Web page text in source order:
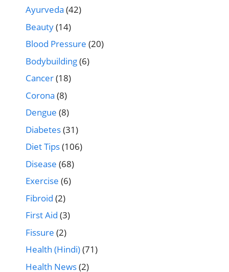
Ayurveda (42)
Beauty(14)
Blood Pressure (20)
Bodybuilding(6)
Cancer(18)
Corona (8)
Dengue (8)
Diabetes(31)
Diet Tips(106)
Disease (68)
Exercise (6)
Fibroid (2)
First Aid (3)
Fissure (2)
Health (Hindi)(71)
Health News(2)